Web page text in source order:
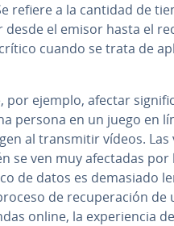
refiere a la cantidad de
desde el emisor hasta el
cuando se trata de
por ejemplo, afectar
persona en un juego en
al tra­n­s­mi­tir vídeos.
se ven muy afectadas
de datos es demasiado
de re­cu­pe­ra­ción de
online, la ex­pe­rie­n­cia